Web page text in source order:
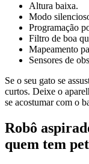
Altura baixa.
Modo
Programação
Filtro de boa
Mapeamento
Sensores de
Se o seu gato se
curtos. Deixe o
se acostumar com o
Robô
quem tem